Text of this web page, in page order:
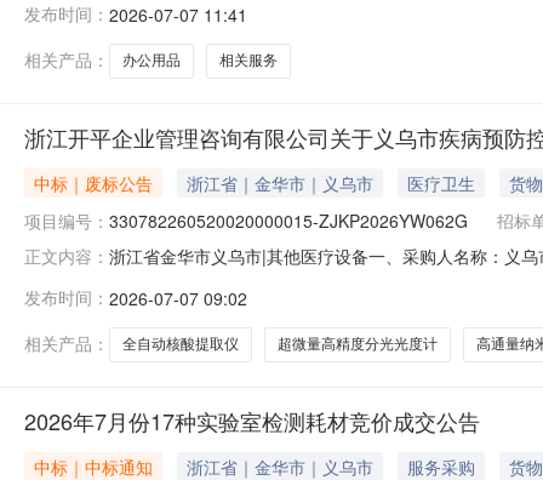
称：义乌市疾病预防控制中心办公用品及相关服务采购
发布时间： 2026-07-07 11:41
相关产品：
办公用品 相关服务
浙江开平企业管理咨询有限公司关于义乌市疾病预防
中标｜废标公告 浙江省｜金华市｜义乌市 医疗卫生
货物
项目编号： 330782260520020000015-ZJKP2026YW062G
招标
正文内容： 浙江省金华市义乌市|其他医疗设备一、采购人名称：义
3300000八、废标理由：标项1：有效供应商不足三家九
发布时间： 2026-07-07 09:02
相关产品：
全自动核酸提取仪 超微量高精度分光光度计 高通量纳
2026年7月份17种实验室检测耗材竞价成交公告
中标｜中标通知 浙江省｜金华市｜义乌市 服务采购
货物